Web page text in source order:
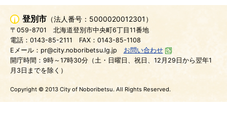
登別市 （法人番号：5000020012301）
〒059-8701
北海道登別市中央町6丁目11番地
電話：0143-85-2111
FAX：0143-85-1108
Eメール：pr@city.noboribetsu.lg.jp
お問い合わせ
開庁時間：9時～17時30分（土・日曜日、祝日、12月29日から翌年1
月3日までを除く）
Copyright © 2013 City of Noboribetsu. All Rights Reserved.